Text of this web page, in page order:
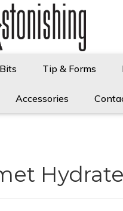
Tip & Forms
Accessories